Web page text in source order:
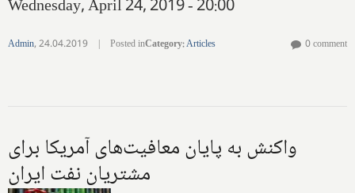
Wednesday, April 24, 2019 - 20:00
Admin,24.04.2019 | Posted inCategory:Articles 0 comment
واکنش‌ به پایان معافیت‌های آمریکا برای
مشتریان نفت ایران